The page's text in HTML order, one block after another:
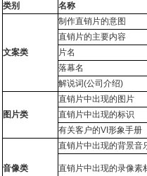
类别 名称
文案类
制作直销片的意图
直销片的主要内容
片名
落幕名
解说词(公司介绍)
图片类
直销片中出现的图片
直销片中出现的标识
有关客户的VI形象手册
音像类
直销片中出现的背景音
直销片中出现的录像素